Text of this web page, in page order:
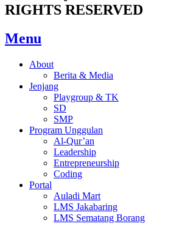
RIGHTS RESERVED
Menu
About
Berita & Media
Jenjang
Playgroup & TK
SD
SMP
Program Unggulan
Al-Qur’an
Leadership
Entrepreneurship
Coding
Portal
Auladi Mart
LMS Jakabaring
LMS Sematang Borang